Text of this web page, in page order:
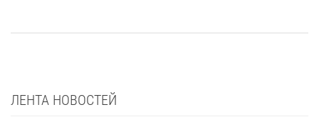
ЛЕНТА НОВОСТЕЙ